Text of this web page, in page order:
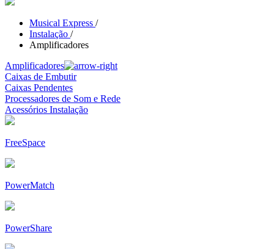
Musical Express /
Instalação /
Amplificadores
Amplificadores
Caixas de Embutir
Caixas Pendentes
Processadores de Som e Rede
Acessórios Instalação
FreeSpace
PowerMatch
PowerShare